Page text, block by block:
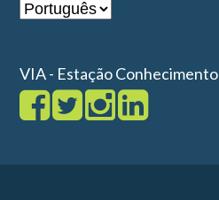
VIA - Estação Conhecimento